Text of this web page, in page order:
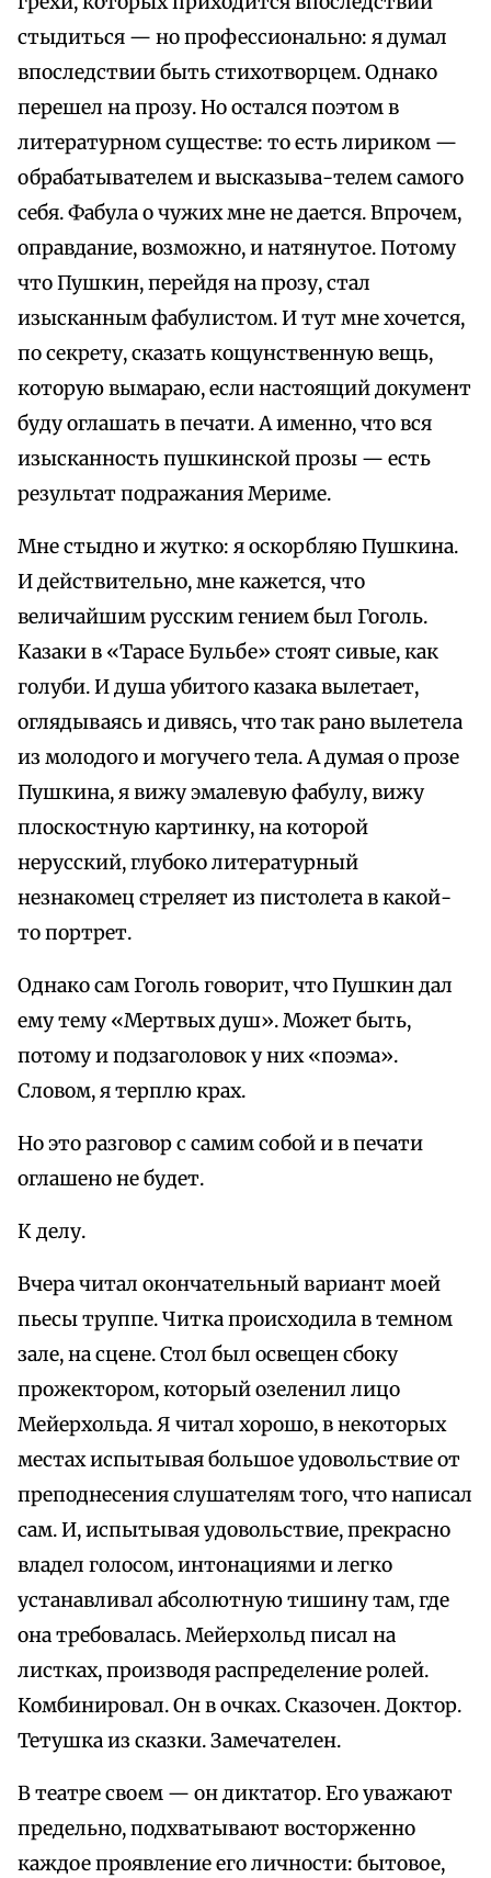
стыдиться — но профессионально: я думал
впоследствии быть стихотворцем. Однако
перешел на прозу. Но остался поэтом в
литературном существе: то есть лириком —
обрабатывателем и высказыва-телем самого
себя. Фабула о чужих мне не дается. Впрочем,
оправдание, возможно, и натянутое. Потому
что Пушкин, перейдя на прозу, стал
изысканным фабулистом. И тут мне хочется,
по секрету, сказать кощунственную вещь,
которую вымараю, если настоящий документ
буду оглашать в печати. А именно, что вся
изысканность пушкинской прозы — есть
результат подражания Мериме.
Мне стыдно и жутко: я оскорбляю Пушкина.
И действительно, мне кажется, что
величайшим русским гением был Гоголь.
Казаки в «Тарасе Бульбе» стоят сивые, как
голуби. И душа убитого казака вылетает,
оглядываясь и дивясь, что так рано вылетела
из молодого и могучего тела. А думая о прозе
Пушкина, я вижу эмалевую фабулу, вижу
плоскостную картинку, на которой
нерусский, глубоко литературный
незнакомец стреляет из пистолета в какой-
то портрет.
Однако сам Гоголь говорит, что Пушкин дал
ему тему «Мертвых душ». Может быть,
потому и подзаголовок у них «поэма».
Словом, я терплю крах.
Но это разговор с самим собой и в печати
оглашено не будет.
К делу.
Вчера читал окончательный вариант моей
пьесы труппе. Читка происходила в темном
зале, на сцене. Стол был освещен сбоку
прожектором, который озеленил лицо
Мейерхольда. Я читал хорошо, в некоторых
местах испытывая большое удовольствие от
преподнесения слушателям того, что написал
сам. И, испытывая удовольствие, прекрасно
владел голосом, интонациями и легко
устанавливал абсолютную тишину там, где
она требовалась. Мейерхольд писал на
листках, производя распределение ролей.
Комбинировал. Он в очках. Сказочен. Доктор.
Тетушка из сказки. Замечателен.
В театре своем — он диктатор. Его уважают
предельно, подхватывают восторженно
каждое проявление его личности: бытовое,